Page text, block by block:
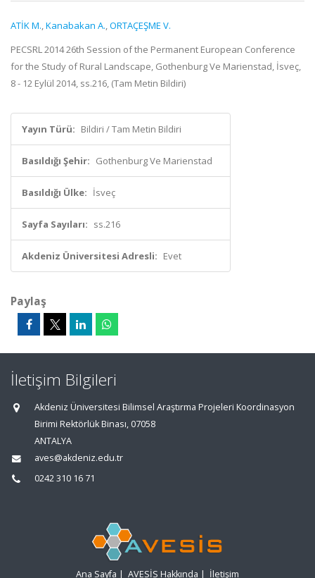
ATİK M.,Kanabakan A.,ORTAÇEŞME V.
PECSRL 2014 26th Session of the Permanent European Conference
for the Study of Rural Landscape, Gothenburg Ve Marienstad, İsveç,
8 - 12 Eylül 2014, ss.216, (Tam Metin Bildiri)
Yayın Türü: Bildiri / Tam Metin Bildiri
Basıldığı Şehir: Gothenburg Ve Marienstad
Basıldığı Ülke: İsveç
Sayfa Sayıları: ss.216
Akdeniz Üniversitesi Adresli: Evet
Paylaş
İletişim Bilgileri
Akdeniz Üniversitesi Bilimsel Araştırma Projeleri Koordinasyon
Birimi Rektörlük Binası, 07058
ANTALYA
aves@akdeniz.edu.tr
0242 310 16 71
Ana Sayfa | AVESİS Hakkında | İletişim